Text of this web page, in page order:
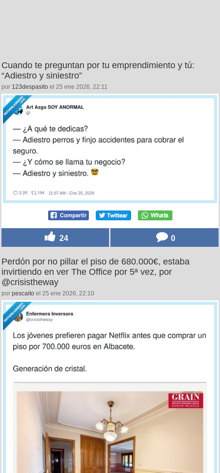
Cuando te preguntan por tu emprendimiento y tú:
“Adiestro y siniestro”
123despasitoel 25 ene 2026, 22:11
24
Perdón por no pillar el piso de 680.000€, estaba
invirtiendo en ver The Office por 5ª vez, por
pescaitoel 25 ene 2026, 22:10